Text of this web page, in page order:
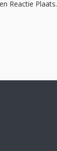
Reactie Plaats.